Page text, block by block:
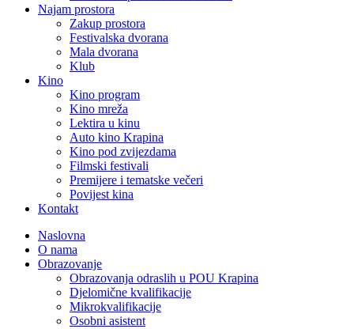
Najam prostora
Zakup prostora
Festivalska dvorana
Mala dvorana
Klub
Kino
Kino program
Kino mreža
Lektira u kinu
Auto kino Krapina
Kino pod zvijezdama
Filmski festivali
Premijere i tematske večeri
Povijest kina
Kontakt
Naslovna
O nama
Obrazovanje
Obrazovanja odraslih u POU Krapina
Djelomične kvalifikacije
Mikrokvalifikacije
Osobni asistent